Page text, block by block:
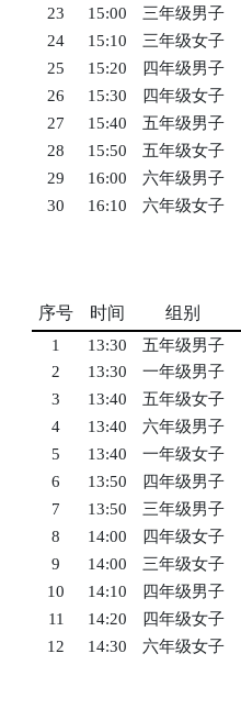
23 15:00 三年级男子
24
15:10 三年级女子
25
15:20 四年级男子
26
15:30 四年级女子
27
15:40 五年级男子
28
15:50 五年级女子
29
16:00 六年级男子
30
16:10 六年级女子
序号 时间 组别
1 13:30 五年级男子
2
13:30 一年级男子
3
13:40 五年级女子
4
13:40 六年级男子
5
13:40 一年级女子
6
13:50 四年级男子
7
13:50 三年级男子
8
14:00 四年级女子
9
14:00 三年级女子
10
14:10 四年级男子
11
14:20 四年级女子
12
14:30 六年级女子